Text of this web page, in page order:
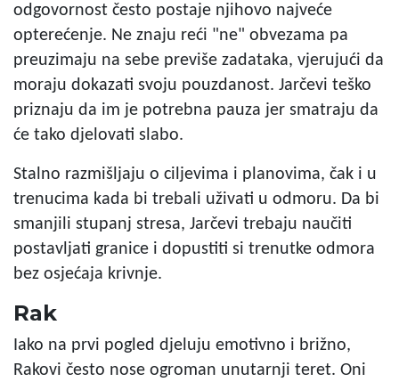
odgovornost često postaje njihovo najveće
opterećenje. Ne znaju reći "ne" obvezama pa
preuzimaju na sebe previše zadataka, vjerujući da
moraju dokazati svoju pouzdanost. Jarčevi teško
priznaju da im je potrebna pauza jer smatraju da
će tako djelovati slabo.
Stalno razmišljaju o ciljevima i planovima, čak i u
trenucima kada bi trebali uživati u odmoru. Da bi
smanjili stupanj stresa, Jarčevi trebaju naučiti
postavljati granice i dopustiti si trenutke odmora
bez osjećaja krivnje.
Rak
Iako na prvi pogled djeluju emotivno i brižno,
Rakovi često nose ogroman unutarnji teret. Oni